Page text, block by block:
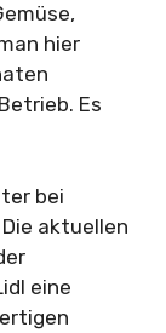
hier
Es
bei
aktuellen
eine